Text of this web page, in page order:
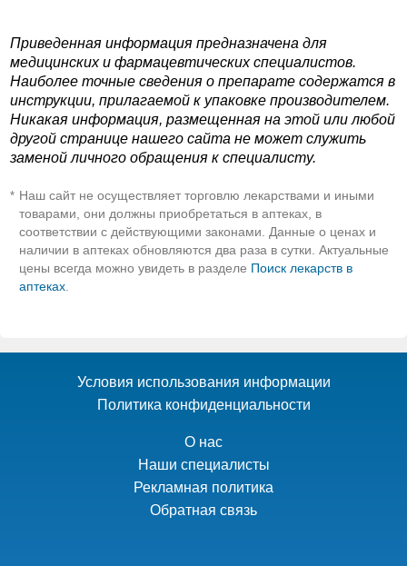
Приведенная информация предназначена для
медицинских и фармацевтических специалистов.
Наиболее точные сведения о препарате содержатся в
инструкции, прилагаемой к упаковке производителем.
Никакая информация, размещенная на этой или любой
другой странице нашего сайта не может служить
заменой личного обращения к специалисту.
* Наш сайт не осуществляет торговлю лекарствами и иными
товарами, они должны приобретаться в аптеках, в
соответствии с действующими законами. Данные о ценах и
наличии в аптеках обновляются два раза в сутки. Актуальные
цены всегда можно увидеть в разделе Поиск лекарств в
аптеках
Условия использования информации
Политика конфиденциальности
О нас
Наши специалисты
Рекламная политика
Обратная связь